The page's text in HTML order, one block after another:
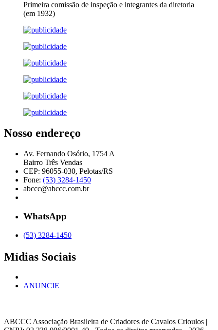
Primeira comissão de inspeção e integrantes da diretoria
(em 1932)
Nosso endereço
Av. Fernando Osório, 1754 A
Bairro Três Vendas
CEP: 96055-030, Pelotas/RS
Fone: (53) 3284-1450
abccc@abccc.com.br
WhatsApp
(53) 3284-1450
Mídias Sociais
ANUNCIE
ABCCC Associação Brasileira de Criadores de Cavalos Crioulos |